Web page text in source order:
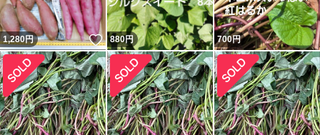
1,280円 いいね！
880円 700円